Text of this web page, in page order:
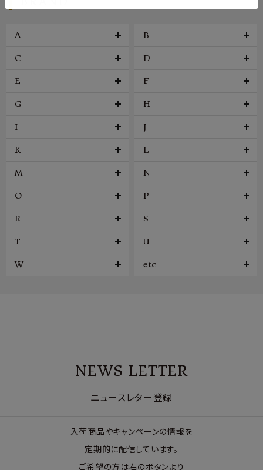
A B
C D
E F
G H
I J
K L
M N
O P
R S
T U
W etc
NEWS LETTER
ニュースレター登録
入荷商品やキャンペーンの情報を
定期的に配信しています。
ご希望の方は右のボタンより